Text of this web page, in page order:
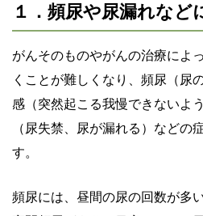
１．頻尿や尿漏れなど
がんそのものやがんの治療によ
くことが難しくなり、頻尿（尿
感（突然起こる我慢できないよ
（尿失禁、尿が漏れる）などの
す。
頻尿には、昼間の尿の回数が多